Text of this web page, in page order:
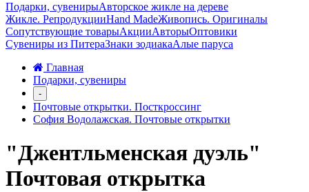
Подарки, сувенирыАвторское жикле на дереве
Жикле. РепродукцииHand MadeЖивопись. Оригиналы
Сопутствующие товарыАкцииАвторыОптовики
Сувениры из ПитераЗнаки зодиакаАлые паруса
Главная
Подарки, сувениры
-
Почтовые открытки. Посткроссинг
София Водолажская. Почтовые открытки
"Джентльменская дуэль"
Почтовая открытка